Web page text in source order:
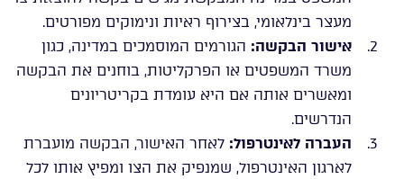
מעצר בינלאומי, בצירוף ראיות ונימוקים מפורטים.
אישור הבקשה: הגורמים המוסמכים במדינה, כגון
משרד המשפטים או הפרקליטות, בוחנים את הבקשה
ומאשרים אותה אם היא עומדת בקריטריונים
הנדרשים.
העברה לאינטרפול: לאחר האישור, הבקשה מועברת
לארגון האינטרפול, שמנפיק את הצו ומפיץ אותו לכל